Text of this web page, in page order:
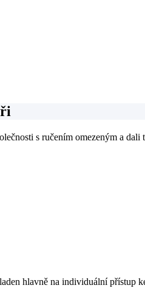
s ručením omezeným a
hlavně na individuální přístup